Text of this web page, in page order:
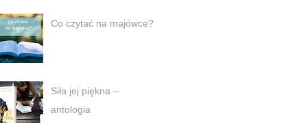
Co czytać na majówce?
Siła jej piękna –
antologia